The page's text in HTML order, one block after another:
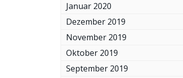
Januar 2020
Dezember 2019
November 2019
Oktober 2019
September 2019